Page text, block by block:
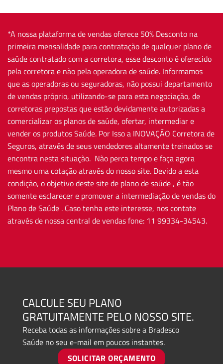
*A nossa plataforma de vendas oferece 50% Desconto na
primeira mensalidade para contratação de qualquer plano de
saúde contratado com a corretora, esse desconto é oferecido
pela corretora e não pela operadora de saúde. Informamos
que as operadoras ou seguradoras, não possui departamento
de vendas próprio, utilizando-se para esta negociação, de
corretoras prepostas que estão devidamente autorizadas a
comercializar os planos de saúde, ofertar, intermediar e
vender os produtos Saúde. Por Isso a INOVAÇÃO Corretora de
Seguros, através de seus vendedores altamente treinados se
encontra nesta situação. Não perca tempo e faça agora
mesmo uma cotação através do nosso site. Devido a esta
condição, o objetivo deste site de plano de saúde , é tão
somente esclarecer e promover a intermediação de vendas do
Plano de Saúde . Caso tenha este interesse, nos contate
através de nossa central de vendas fone: 11 99334-34543.
CALCULE SEU PLANO
GRATUITAMENTE PELO NOSSO SITE.
Receba todas as informações sobre a Bradesco
Saúde no seu e-mail em poucos instantes.
SOLICITAR ORÇAMENTO